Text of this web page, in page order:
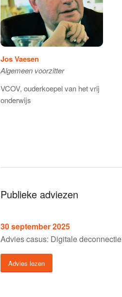
Jos Vaesen
Algemeen voorzitter
VCOV, ouderkoepel van het vrij
onderwijs
Publieke adviezen
30 september 2025
Advies casus: Digitale deconnectie
Advies lezen